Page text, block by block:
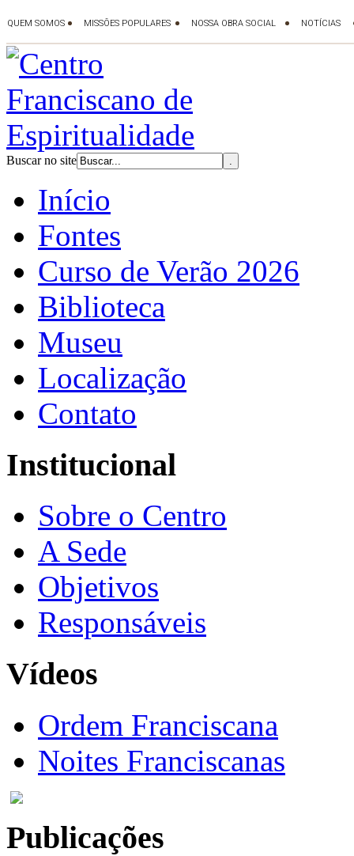
Buscar no site
Início
Fontes
Curso de Verão 2026
Biblioteca
Museu
Localização
Contato
Institucional
Sobre o Centro
A Sede
Objetivos
Responsáveis
Vídeos
Ordem Franciscana
Noites Franciscanas
Publicações